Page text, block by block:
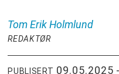
Tom Erik Holmlund
REDAKTØR
PUBLISERT 09.05.2025